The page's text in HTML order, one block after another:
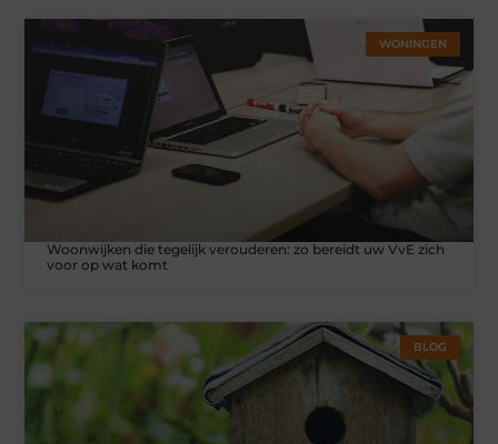
WONINGEN
Woonwijken die tegelijk verouderen: zo bereidt uw VvE zich
voor op wat komt
BLOG